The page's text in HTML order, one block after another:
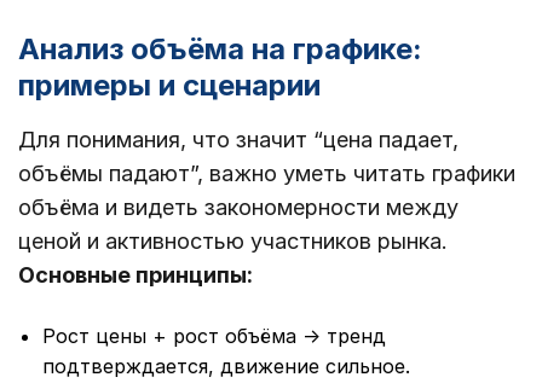
Анализ объёма на графике:
примеры и сценарии
Для понимания, что значит “цена падает,
объёмы падают”, важно уметь читать графики
объёма и видеть закономерности между
ценой и активностью участников рынка.
Основные принципы:
Рост цены + рост объёма → тренд
подтверждается, движение сильное.